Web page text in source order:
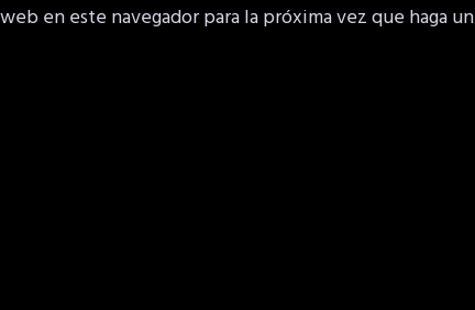
en este navegador para la próxima vez que haga un